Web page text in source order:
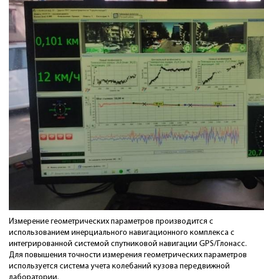
Измерение геометрических параметров производится с
использованием инерциального навигационного комплекса с
интегрированной системой спутниковой навигации GPS/Глонасс.
Для повышения точности измерения геометрических параметров
используется система учета колебаний кузова передвижной